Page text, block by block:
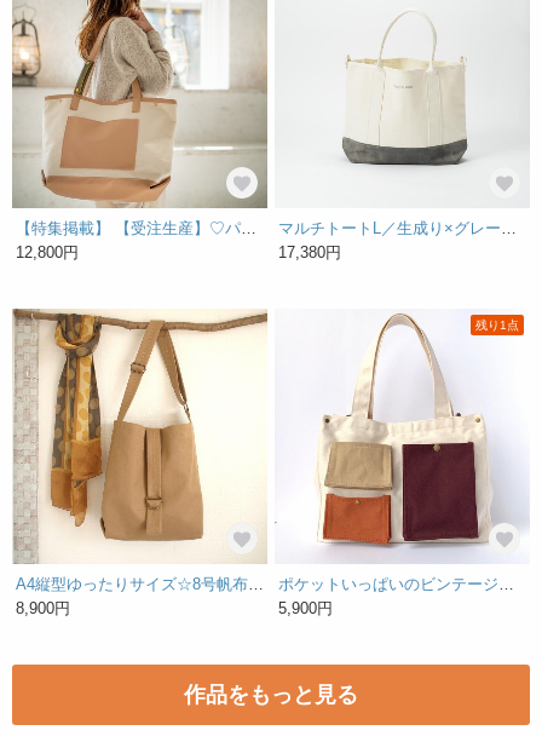
12,800円
17,380円
8,900円
残り1点
5,900円
作品をもっと見る